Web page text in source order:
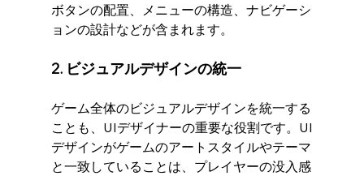
ボタンの配置、メニューの構造、ナビゲーシ
ョンの設計などが含まれます。
2. ビジュアルデザインの統一
ゲーム全体のビジュアルデザインを統一する
ことも、UIデザイナーの重要な役割です。UI
デザインがゲームのアートスタイルやテーマ
と一致していることは、プレイヤーの没入感